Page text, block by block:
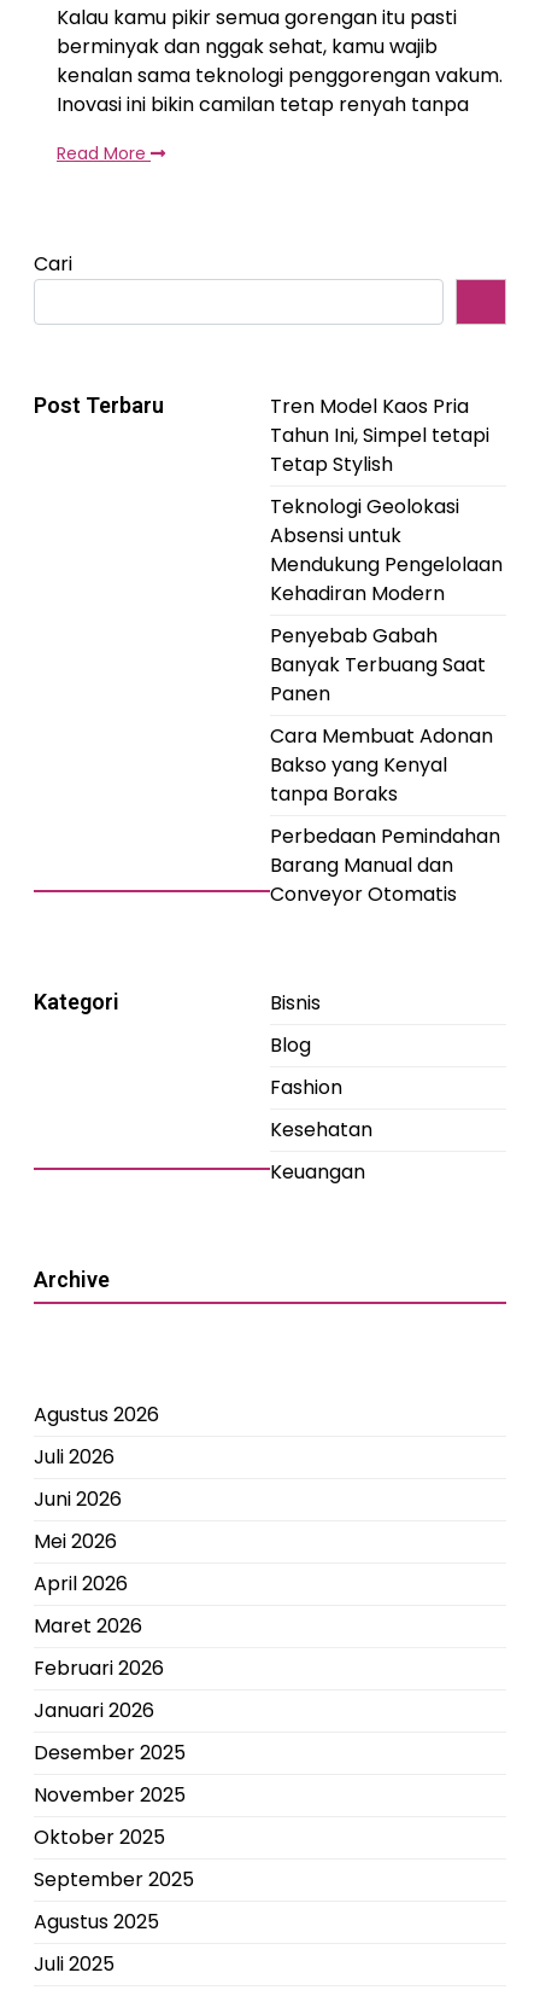
Kalau kamu pikir semua gorengan itu pasti
berminyak dan nggak sehat, kamu wajib
kenalan sama teknologi penggorengan vakum.
Inovasi ini bikin camilan tetap renyah tanpa
Read More
Cari
Post Terbaru
Tren Model Kaos Pria
Tahun Ini, Simpel tetapi
Tetap Stylish
Teknologi Geolokasi
Absensi untuk
Mendukung Pengelolaan
Kehadiran Modern
Penyebab Gabah
Banyak Terbuang Saat
Panen
Cara Membuat Adonan
Bakso yang Kenyal
tanpa Boraks
Perbedaan Pemindahan
Barang Manual dan
Conveyor Otomatis
Kategori
Bisnis
Blog
Fashion
Kesehatan
Keuangan
Archive
Agustus 2026
Juli 2026
Juni 2026
Mei 2026
April 2026
Maret 2026
Februari 2026
Januari 2026
Desember 2025
November 2025
Oktober 2025
September 2025
Agustus 2025
Juli 2025